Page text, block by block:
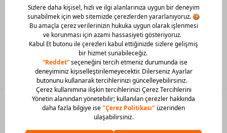
Mobil Uygulamamızı Hemen İndir!